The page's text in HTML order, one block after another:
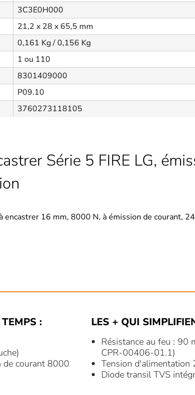
3C3E0H000
21,2 x 28 x 65,5 mm
0,161 Kg / 0,156 Kg
1 ou 110
8301409000
P09.10
3760273118105
Série 5 FIRE LG,
encastrer 16 mm, 8000 N, à émission de courant,
:
de courant 8000
LES + QUI
Résistance au feu : 90
CPR-00406-01.1)
Tension d'alimentation
Diode transil TVS